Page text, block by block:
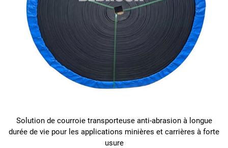
Solution de courroie transporteuse anti-abrasion à longue
durée de vie pour les applications minières et carrières à forte
usure